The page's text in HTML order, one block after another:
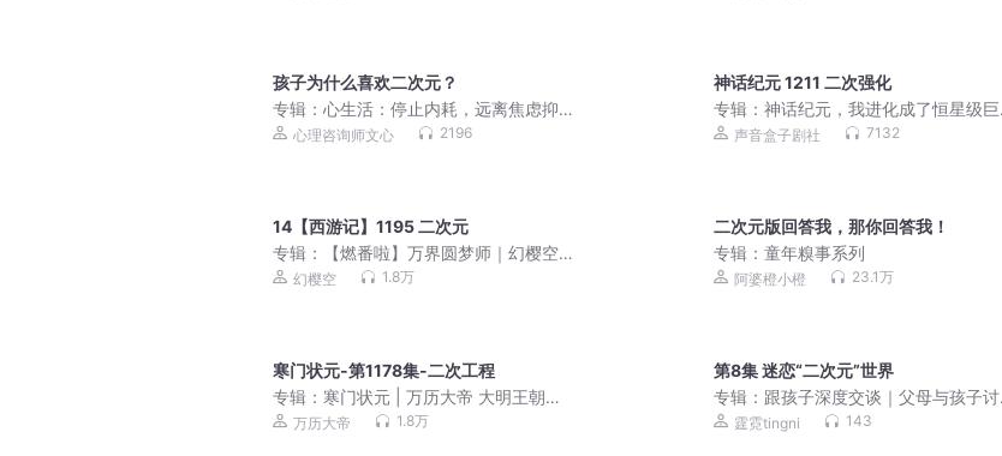
孩子为什么喜欢二次元？
专辑： 心生活：停止内耗，远离焦虑抑
郁 | 心理学 | 心灵疗愈
心理咨询师文心 2196
神话纪元 1211 二次强化
专辑：神话纪元，我进化成了恒星级巨
兽丨御兽丨高武丨起点十二天王丨真人 |
声音盒子剧社 7132
14【西游记】1195 二次元
专辑：
【燃番啦】万界圆梦师｜幻樱空
爆笑领衔多人有声剧
幻樱空 1.8万
二次元版回答我，那你回答我！
专辑：童年糗事系列
阿婆橙小橙 23.1万
寒门状元-第1178集-二次工程
专辑： 寒门状元 | 万历大帝 大明王朝世
袭罔替
万历大帝 1.8万
第8集 迷恋“二次元”世界
专辑： 跟孩子深度交谈｜父母与孩子讨
论的每一个问题，都会对孩子产生影响
霆霓tingni 143